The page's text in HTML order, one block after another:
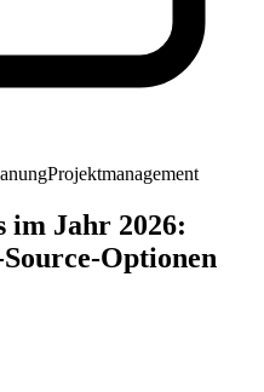
Projektmanagement
im Jahr 2026:
Optionen